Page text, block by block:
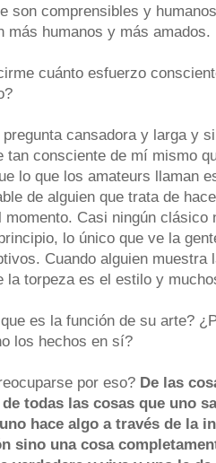
son comprensibles y
más humanos y más amados.
cuánto esfuerzo
cansadora y larga y
tan consciente de mí mismo
lo que los amateurs llaman
de alguien que trata de
momento. Casi ningún
lo único que ve la
Cuando alguien
la torpeza es el estilo y
es la función de su arte?
los hechos en sí?
por eso? De las
todas las cosas que uno
hace algo a través de la
sino una cosa